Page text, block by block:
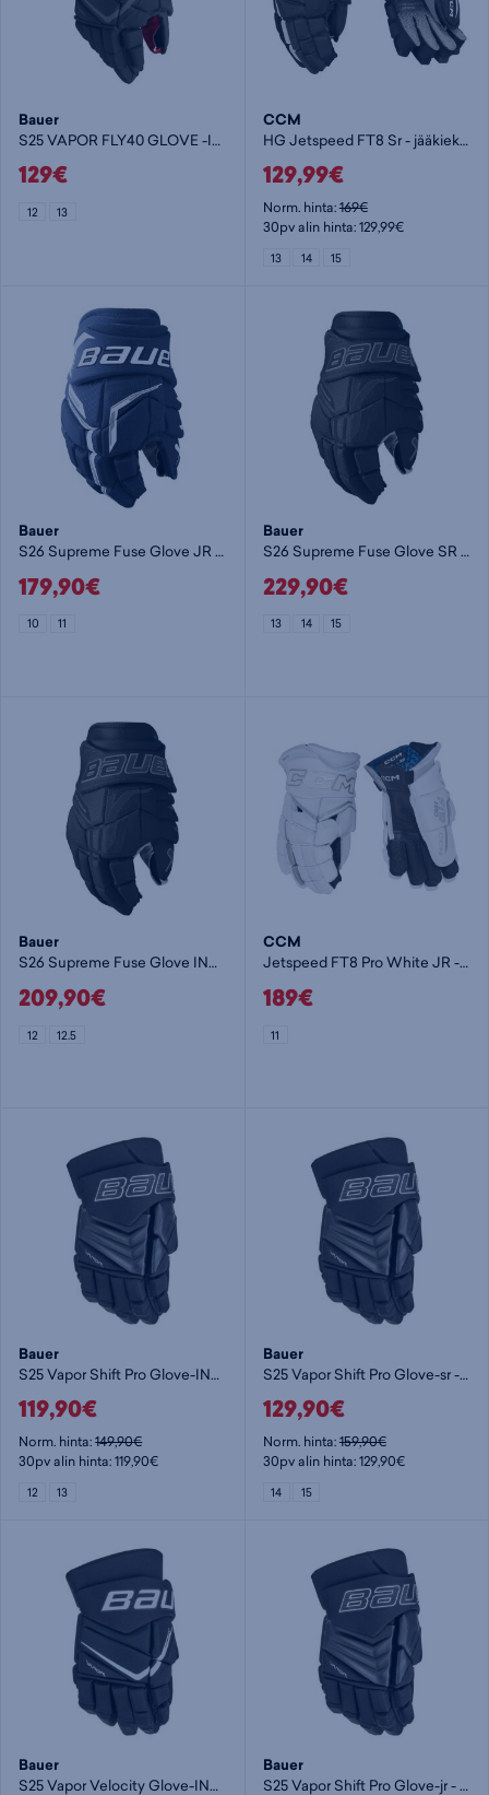
Bauer
S25 VAPOR FLY40 GLOVE -INT - jääkiekkohanska
129€
12 13
CCM
HG Jetspeed FT8 Sr - jääkiekkohanska
129,99€
Norm. hinta:169€
30pv alin hinta: 129,99€
13 14 15
Bauer
S26 Supreme Fuse Glove JR - lasten jääkiekkohanska
179,90€
10 11
Bauer
S26 Supreme Fuse Glove SR - jääkiekkohanska
229,90€
13 14 15
Bauer
S26 Supreme Fuse Glove INT - jääkiekkohanska
209,90€
12 12.5
CCM
Jetspeed FT8 Pro White JR - lasten jääkiekkohanska
189€
11
Bauer
S25 Vapor Shift Pro Glove-INT - lasten jääkiekkohanska
119,90€
Norm. hinta:149,90€
30pv alin hinta: 119,90€
12 13
Bauer
S25 Vapor Shift Pro Glove-sr - jääkiekkohanska
129,90€
Norm. hinta:159,90€
30pv alin hinta: 129,90€
14 15
Bauer
S25 Vapor Velocity Glove-INT - jääkiekkohanska
Bauer
S25 Vapor Shift Pro Glove-jr - lasten jääkiekkohanska